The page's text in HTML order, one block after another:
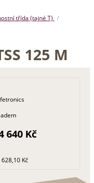
třída (tajné T)
125 M
640 Kč
Kč